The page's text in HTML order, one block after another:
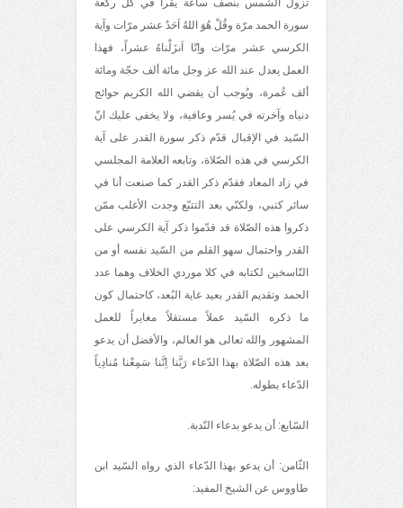
تزول الشّمس بنصف ساعة يقرأ في كلّ ركعة
سورة الحمد مرّة وقُلْ هُوَ اللهُ اَحَدٌ عشر مرّات وآية
الكرسي عشر مرّات واِنّا اَنزَلْناهُ عشراً، فهذا
العمل يعدل عند الله عز وجل مائة ألف حجّة ومائة
ألف عُمرة، ويُوجب أن يقضي الله الكريم حوائج
دنياه وآخرته في يُسر وعافية، ولا يخفى عليك انّ
السّيد في الإقبال قدّم ذكر سورة القدر على آية
الكرسي في هذه الصّلاة، وتابعه العلامة المجلسي
في زاد المعاد فقدّم ذكر القدر كما صنعت أنا في
سائر كتبي، ولكنّي بعد التتبّع وجدت الأغلب ممّن
ذكروا هذه الصّلاة قد قدّموا ذكر آية الكرسي على
القدر واحتمال سهو القلم من السّيد نفسه أو من
النّاسخين لكتابه في كلا موردي الخلاف وهما عدد
الحمد وتقديم القدر بعيد غاية البُعد، كاحتمال كون
ما ذكره السّيد عملاً مستقلاً مغايراً للعمل
المشهور والله تعالى هو العالم، والأفضل أن يدعو
بعد هذه الصّلاة بهذا الدّعاء رَبَّنا اِنَّنا سَمِعْنا مُنادِياً
الدّعاء بطوله.
السّابع: أن يدعو بدعاء النّدبة.
الثّامن: أن يدعو بهذا الدّعاء الذي رواه السّيد ابن
طاووس عن الشيخ المفيد: